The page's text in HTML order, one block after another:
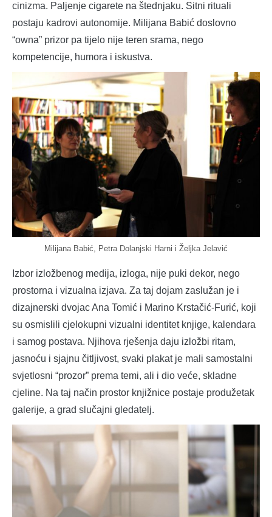
cinizma. Paljenje cigarete na štednjaku. Sitni rituali
postaju kadrovi autonomije. Milijana Babić doslovno
“owna” prizor pa tijelo nije teren srama, nego
kompetencije, humora i iskustva.
Milijana Babić, Petra Dolanjski Harni i Željka Jelavić
Izbor izložbenog medija, izloga, nije puki dekor, nego
prostorna i vizualna izjava. Za taj dojam zaslužan je i
dizajnerski dvojac Ana Tomić i Marino Krstačić-Furić, koji
su osmislili cjelokupni vizualni identitet knjige, kalendara
i samog postava. Njihova rješenja daju izložbi ritam,
jasnoću i sjajnu čitljivost, svaki plakat je mali samostalni
svjetlosni “prozor” prema temi, ali i dio veće, skladne
cjeline. Na taj način prostor knjižnice postaje produžetak
galerije, a grad slučajni gledatelj.